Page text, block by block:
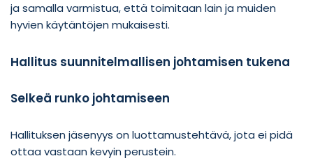
ja samalla varmistua, että toimitaan lain ja muiden
hyvien käytäntöjen mukaisesti.
Hallitus suunnitelmallisen johtamisen tukena
Selkeä runko johtamiseen
Hallituksen jäsenyys on luottamustehtävä, jota ei pidä
ottaa vastaan kevyin perustein.